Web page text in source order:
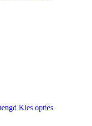
Kies opties